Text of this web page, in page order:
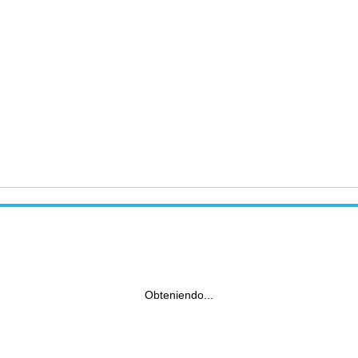
Obteniendo...